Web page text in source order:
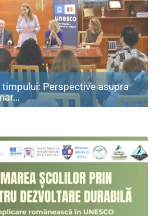
timpului: Perspective asupra
Articol: Presa de-a lungul